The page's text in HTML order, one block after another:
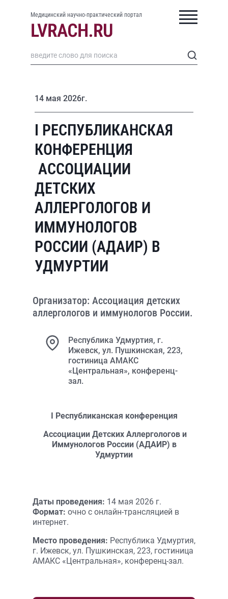
Медицинский научно-практический портал
14 мая 2026г.
I РЕСПУБЛИКАНСКАЯ
КОНФЕРЕНЦИЯ
АССОЦИАЦИИ
ДЕТСКИХ
АЛЛЕРГОЛОГОВ И
ИММУНОЛОГОВ
РОССИИ (АДАИР) В
УДМУРТИИ
Организатор: Ассоциация детских
аллергологов и иммунологов России.
Республика Удмуртия, г.
Ижевск, ул. Пушкинская, 223,
гостиница АМАКС
«Центральная», конференц-
зал.
I Республиканская конференция
Ассоциации Детских Аллергологов и
Иммунологов России (АДАИР) в
Удмуртии
Даты проведения: 14 мая 2026 г.
Формат: очно с онлайн-трансляцией в
интернет.
Место проведения: Республика Удмуртия,
г. Ижевск, ул. Пушкинская, 223, гостиница
АМАКС «Центральная», конференц-зал.